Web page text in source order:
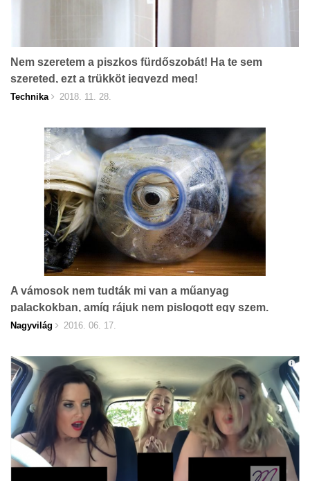
Nem szeretem a piszkos fürdőszobát! Ha te sem
szereted, ezt a trükköt jegyezd meg!
Technika 2018. 11. 28.
A vámosok nem tudták mi van a műanyag
palackokban, amíg rájuk nem pislogott egy szem.
Nagyvilág 2016. 06. 17.